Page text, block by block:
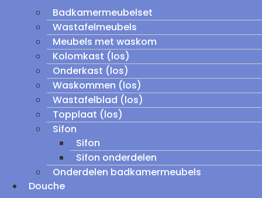
Badkamermeubelset
Wastafelmeubels
Meubels met waskom
Kolomkast (los)
Onderkast (los)
Waskommen (los)
Wastafelblad (los)
Topplaat (los)
Sifon
Sifon
Sifon onderdelen
Onderdelen badkamermeubels
Douche